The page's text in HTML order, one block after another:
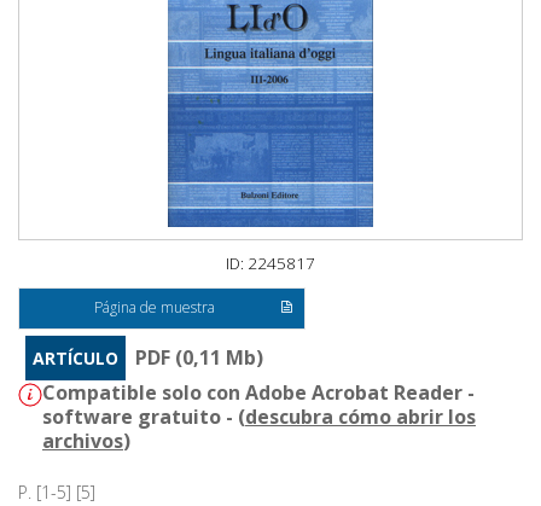
ID: 2245817
Página de muestra
ARTÍCULO
PDF (0,11 Mb)
Compatible solo con Adobe Acrobat Reader -
software gratuito - (descubra cómo abrir los
archivos)
P. [1-5] [5]